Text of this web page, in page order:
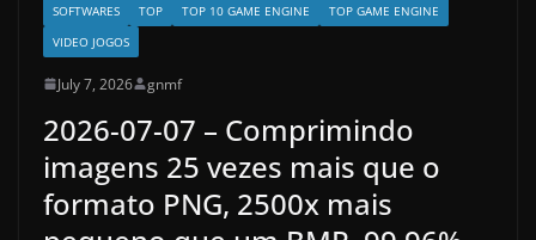
SOFTWARES
TOP TOP 10 GAME ENGINE
TOP GAME ENGINE
VIDEO JOGOS
July 7, 2026 gnmf
2026-07-07 – Comprimindo
imagens 25 vezes mais que o
formato PNG, 2500x mais